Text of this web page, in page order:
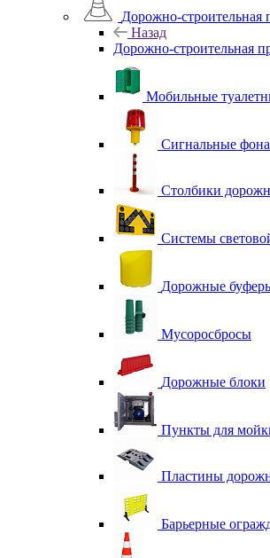
Дорожно-строительная
Назад
Дорожно-строительная
Мобильные
Сигнальные
Столбики
Системы
Дорожные
Мусоросбросы
Дорожные блоки
Пункты для
Пластины
Барьерные